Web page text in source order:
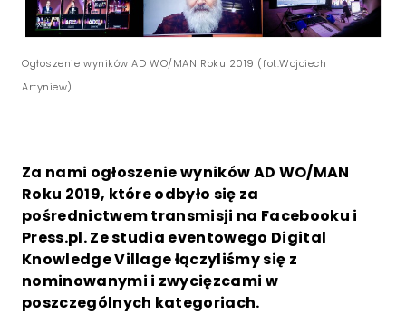
Ogłoszenie wyników AD WO/MAN Roku 2019 (fot.Wojciech
Artyniew)
Za nami ogłoszenie wyników AD WO/MAN
Roku 2019, które odbyło się za
pośrednictwem transmisji na Facebooku i
Press.pl. Ze studia eventowego Digital
Knowledge Village łączyliśmy się z
nominowanymi i zwycięzcami w
poszczególnych kategoriach.